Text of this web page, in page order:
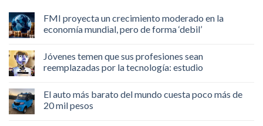
FMI proyecta un crecimiento moderado en la
economía mundial, pero de forma ‘debil’
Jóvenes temen que sus profesiones sean
reemplazadas por la tecnología: estudio
El auto más barato del mundo cuesta poco más de
20 mil pesos